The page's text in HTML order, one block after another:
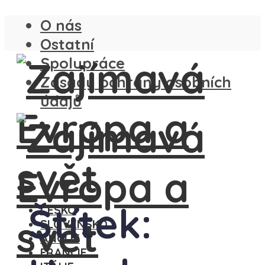
O nás
Ostatní
Spolupráce
Zásady ochrany osobních
údajů
ČESKO
SLOVENSKO
ANGLIE
FRANCIE
Štítek: